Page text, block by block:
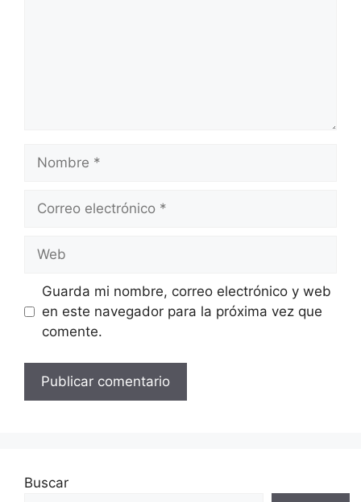
Guarda mi nombre, correo electrónico y web
en este navegador para la próxima vez que
comente.
Buscar